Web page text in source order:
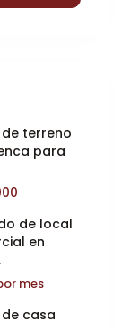
terreno
para
de local
en
mes
casa